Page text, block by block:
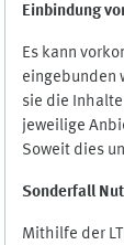
Einbindung vo
Es kann
eingebunden
sie die
jeweilige
Soweit dies
Sonderfall
Mithilfe der